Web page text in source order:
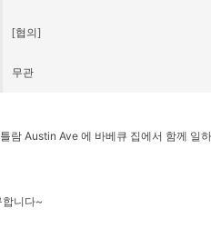
[협의]
무관
람 Austin Ave 에 바베큐 집에서 함께 일
합니다~